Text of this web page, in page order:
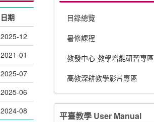
日期
2025-12
2021-01
2025-07
2025-06
2024-08
目錄總覽
暑修課程
教發中心-教學增能研習專區
高教深耕教學影片專區
平臺教學 User Manual